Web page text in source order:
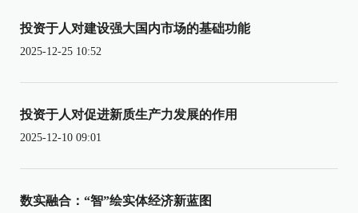
投资于人对建设强大国内市场的基础功能
2025-12-25 10:52
投资于人对促进新质生产力发展的作用
2025-12-10 09:01
数实融合：“智”绘实体经济新蓝图